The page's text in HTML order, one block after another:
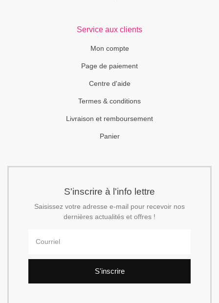
Service aux clients
Mon compte
Page de paiement
Centre d'aide
Termes & conditions
Livraison et remboursement
Panier
S'inscrire à l'info lettre
Saisissez votre adresse e-mail pour recevoir nos
dernières actualités et offres !
S'inscrire